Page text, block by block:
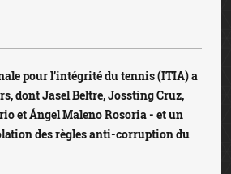
pour l’intégrité du tennis (ITIA) a
dont Jasel Beltre, Jossting Cruz,
et Ángel Maleno Rosoria - et un
des règles anti-corruption du